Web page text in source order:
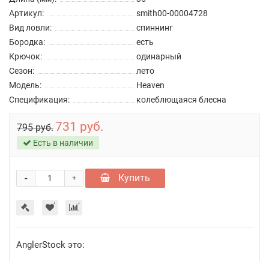
Артикул:
smith00-00004728
Вид ловли:
спиннинг
Бородка:
есть
Крючок:
одинарный
Сезон:
лето
Модель:
Heaven
Спецификация:
колеблющаяся блесна
795 руб.731 руб.
Есть в наличии
+
- Купить
AnglerStock это: